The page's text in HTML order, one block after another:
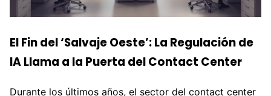
El Fin del ‘Salvaje Oeste’: La Regulación de
IA Llama a la Puerta del Contact Center
Durante los últimos años, el sector del contact center